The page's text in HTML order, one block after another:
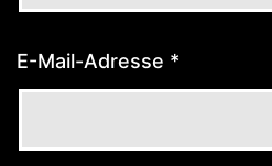
E-Mail-Adresse *